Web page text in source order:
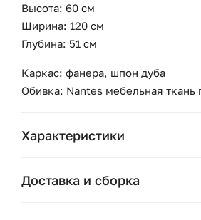
Высота: 60 см
Ширина: 120 см
Глубина: 51 см
Каркас: фанера, шпон дуба
Обивка: Nantes мебельная ткань
Характеристики
Доставка и сборка